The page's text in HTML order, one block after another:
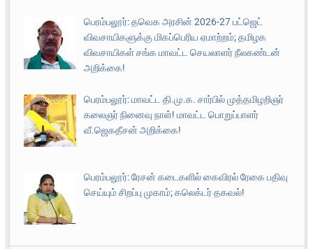
பெரம்பலூர்: தவெக அரசின் 2026-27 பட்ஜெட்
விவசாயிகளுக்கு மிகப்பெரிய ஏமாற்றம்; தமிழக
விவசாயிகள் சங்க மாவட்ட செயலாளர் நீலகண்டன்
அறிக்கை!
பெரம்பலூர்: மாவட்ட தி.மு.க. சார்பில் முத்தமிழறிஞர்
கலைஞர் நினைவு நாள்! மாவட்ட பொறுப்பாளர்
வீ.ஜெகதீசன் அறிக்கை!
பெரம்பலூர்: ரேசன் கடைகளில் கைவிரல் ரேகை பதிவு
செய்யும் சிறப்பு முகாம்; கலெக்டர் தகவல்!